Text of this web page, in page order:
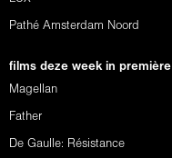
Pathé Amsterdam Noord
films deze week in première
Magellan
Father
De Gaulle: Résistance